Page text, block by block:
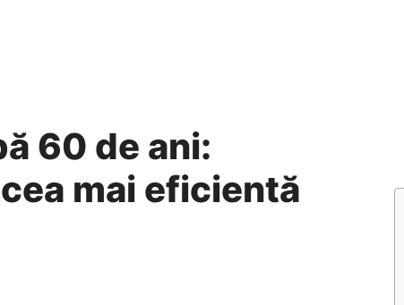
60 de ani:
mai eficientă